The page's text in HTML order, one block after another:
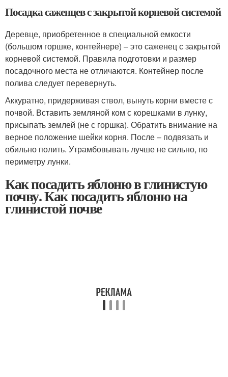
Посадка саженцев с закрытой корневой системой
Деревце, приобретенное в специальной емкости
(большом горшке, контейнере) – это саженец с закрытой
корневой системой. Правила подготовки и размер
посадочного места не отличаются. Контейнер после
полива следует перевернуть.
Аккуратно, придерживая ствол, вынуть корни вместе с
почвой. Вставить земляной ком с корешками в лунку,
присыпать землей (не с горшка). Обратить внимание на
верное положение шейки корня. После – подвязать и
обильно полить. Утрамбовывать лучше не сильно, по
периметру лунки.
Как посадить яблоню в глинистую
почву. Как посадить яблоню на
глинистой почве